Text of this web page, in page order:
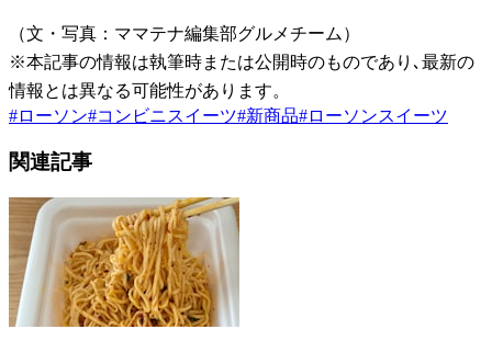
（文・写真：ママテナ編集部グルメチーム）
※本記事の情報は執筆時または公開時のものであり､最新の
情報とは異なる可能性があります。
#ローソン#コンビニスイーツ#新商品#ローソンスイーツ
関連記事